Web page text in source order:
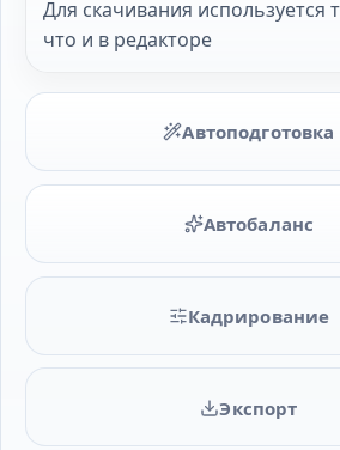
Для скачивания используется
что и в редакторе
Автоподготовка
Автобаланс
Кадрирование
Экспорт